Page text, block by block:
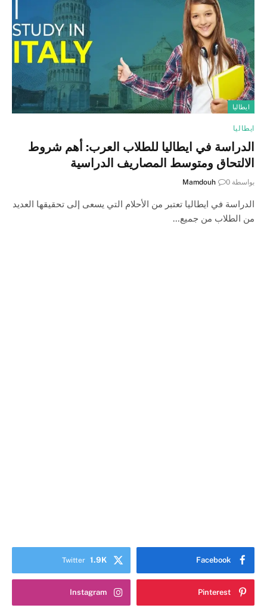
ايطاليا
ايطاليا
الدراسة في ايطاليا للطلاب العرب: أهم شروط
الالتحاق ومتوسط المصاريف الدراسية
بواسطة Mamdouh 0
الدراسة في ايطاليا تعتبر من الأحلام التي يسعى إلى تحقيقها العديد
من الطلاب من جميع…
Facebook
Twitter 1.9K
Pinterest
Instagram